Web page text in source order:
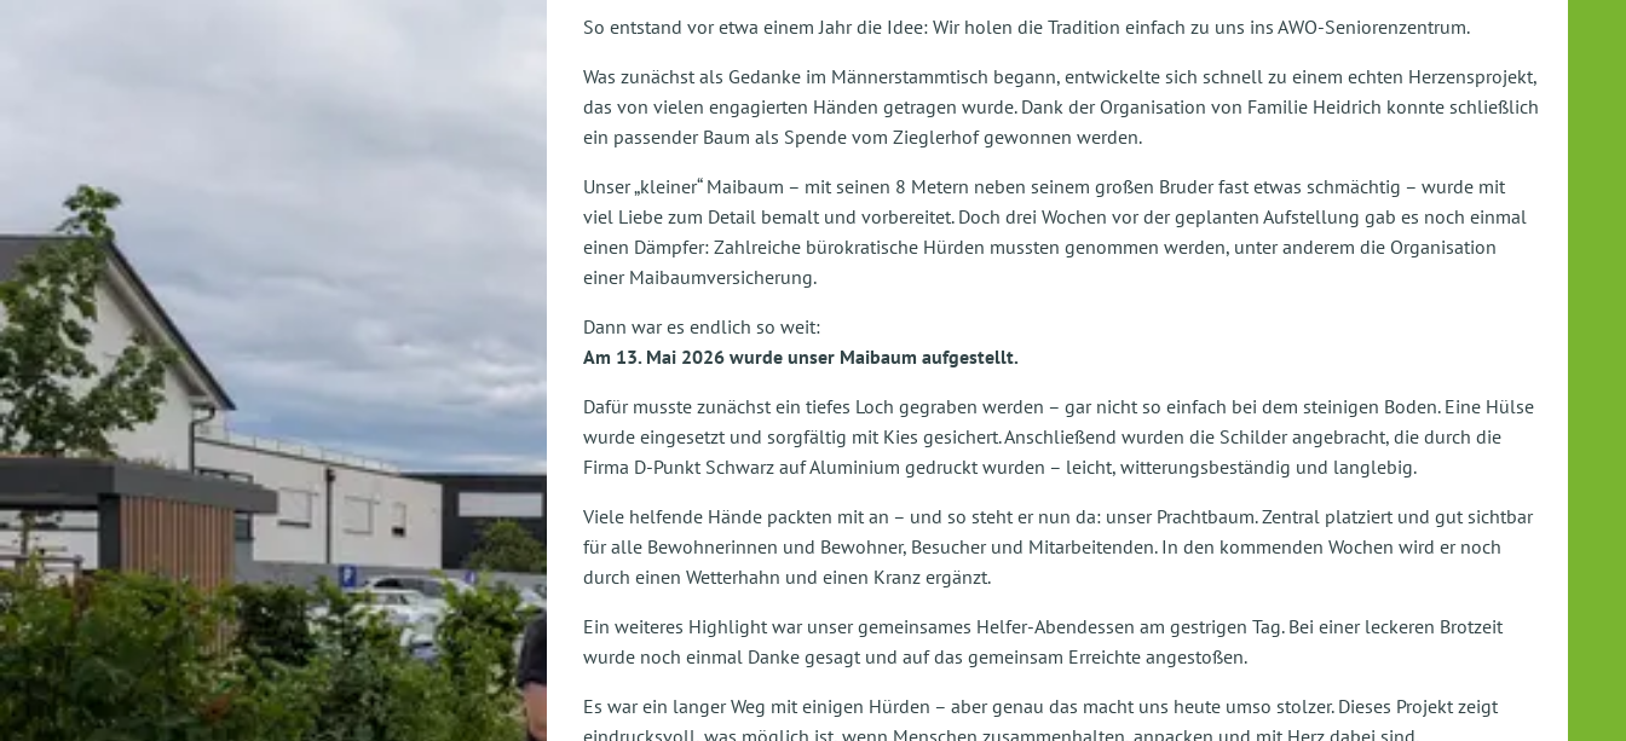
So entstand vor etwa einem Jahr die Idee: Wir holen die Tradition einfach zu uns ins AWO-Seniorenzentrum.
Was zunächst als Gedanke im Männerstammtisch begann, entwickelte sich schnell zu einem echten Herzensprojekt,
das von vielen engagierten Händen getragen wurde. Dank der Organisation von Familie Heidrich konnte schließlich
ein passender Baum als Spende vom Zieglerhof gewonnen werden.
Unser „kleiner“ Maibaum – mit seinen 8 Metern neben seinem großen Bruder fast etwas schmächtig – wurde mit
viel Liebe zum Detail bemalt und vorbereitet. Doch drei Wochen vor der geplanten Aufstellung gab es noch einmal
einen Dämpfer: Zahlreiche bürokratische Hürden mussten genommen werden, unter anderem die Organisation
einer Maibaumversicherung.
Dann war es endlich so weit:
Am 13. Mai 2026 wurde unser Maibaum aufgestellt.
Dafür musste zunächst ein tiefes Loch gegraben werden – gar nicht so einfach bei dem steinigen Boden. Eine Hülse
wurde eingesetzt und sorgfältig mit Kies gesichert. Anschließend wurden die Schilder angebracht, die durch die
Firma D-Punkt Schwarz auf Aluminium gedruckt wurden – leicht, witterungsbeständig und langlebig.
Viele helfende Hände packten mit an – und so steht er nun da: unser Prachtbaum. Zentral platziert und gut sichtbar
für alle Bewohnerinnen und Bewohner, Besucher und Mitarbeitenden. In den kommenden Wochen wird er noch
durch einen Wetterhahn und einen Kranz ergänzt.
Ein weiteres Highlight war unser gemeinsames Helfer-Abendessen am gestrigen Tag. Bei einer leckeren Brotzeit
wurde noch einmal Danke gesagt und auf das gemeinsam Erreichte angestoßen.
Es war ein langer Weg mit einigen Hürden – aber genau das macht uns heute umso stolzer. Dieses Projekt zeigt
eindrucksvoll, was möglich ist, wenn Menschen zusammenhalten, anpacken und mit Herz dabei sind.